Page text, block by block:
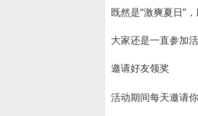
既然是“激爽夏日”
大家还是一直参加
邀请好友领奖
活动期间每天邀请